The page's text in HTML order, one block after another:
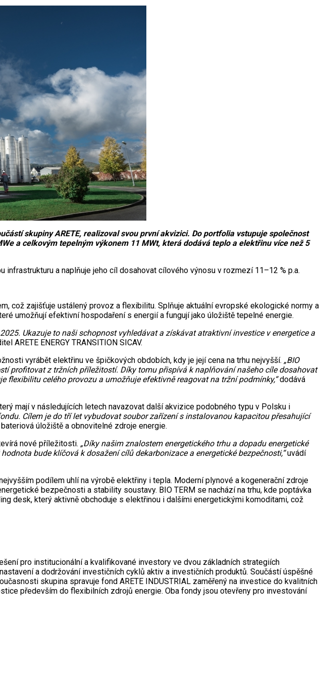
skupiny ARETE, realizoval svou první akvizici. Do portfolia vstupuje společnost
a celkovým tepelným výkonem 11 MWt, která dodává teplo a elektřinu více než 5
a naplňuje jeho cíl dosahovat cílového výnosu v rozmezí 11–12 % p.a.
což zajišťuje ustálený provoz a flexibilitu. Splňuje aktuální evropské ekologické normy a
umožňují efektivní hospodaření s energií a fungují jako úložiště tepelné energie.
Ukazuje to naši schopnost vyhledávat a získávat atraktivní investice v energetice a
ARETE ENERGY TRANSITION SICAV.
vyrábět elektřinu ve špičkových obdobích, kdy je její cena na trhu nejvyšší. „BIO
profitovat z tržních příležitostí. Díky tomu přispívá k naplňování našeho cíle dosahovat
flexibilitu celého provozu a umožňuje efektivně reagovat na tržní podmínky,“dodává
mají v následujících letech navazovat další akvizice podobného typu v Polsku i
Cílem je do tří let vybudovat soubor zařízení s instalovanou kapacitou přesahující
úložiště a obnovitelné zdroje energie.
nové příležitosti. „Díky našim znalostem energetického trhu a dopadu energetické
bude klíčová k dosažení cílů dekarbonizace a energetické bezpečnosti,“uvádí
podílem uhlí na výrobě elektřiny i tepla. Moderní plynové a kogenerační zdroje
bezpečnosti a stability soustavy. BIO TERM se nachází na trhu, kde poptávka
desk, který aktivně obchoduje s elektřinou i dalšími energetickými komoditami, což
pro institucionální a kvalifikované investory ve dvou základních strategiích
a dodržování investičních cyklů aktiv a investičních produktů. Součástí úspěšné
skupina spravuje fond ARETE INDUSTRIAL zaměřený na investice do kvalitních
především do flexibilních zdrojů energie. Oba fondy jsou otevřeny pro investování